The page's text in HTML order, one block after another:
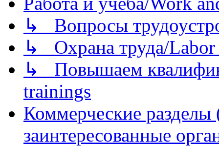
↳ Вопросы
↳ Охрана труда/Labor
↳ Повышаем
trainings
Коммерческие
заинтересованные